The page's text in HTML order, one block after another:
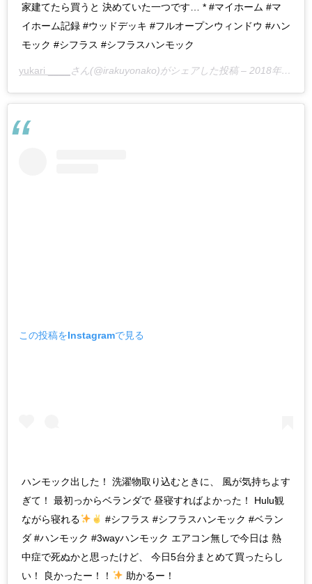
家建てたら買うと 決めていた一つです… * #マイホーム #マ
イホーム記録 #ウッドデッキ #フルオープンウィンドウ #ハン
モック #シフラス #シフラスハンモック
yukari ____ さん(@irakuyonako)がシェアした投稿 – 2018年 4月月30日午前2時32分PDT
この投稿をInstagramで見る
ハンモック出した！ 洗濯物取り込むときに、 風が気持ちよす
ぎて！ 最初っからベランダで 昼寝すればよかった！ Hulu観
ながら寝れる
#シフラス #シフラスハンモック #ベラン
ダ #ハンモック #3wayハンモック エアコン無しで今日は 熱
中症で死ぬかと思ったけど、 今日5台分まとめて買ったらし
い！ 良かったー！！
助かるー！